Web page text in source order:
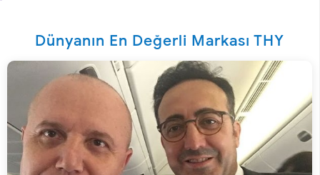
Dünyanın En Değerli Markası THY